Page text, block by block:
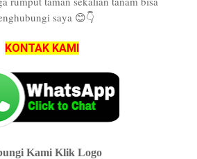
saya 😊👇
KONTAK KAMI
Kami Klik Logo